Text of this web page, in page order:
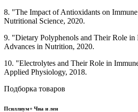
8. "The Impact of Antioxidants on
Nutritional Science, 2020.
9. "Dietary Polyphenols and Their Role
Advances in Nutrition, 2020.
10. "Electrolytes and Their Role in
Applied Physiology, 2018.
Подборка товаров
Псиллиум+ Чиа и лен